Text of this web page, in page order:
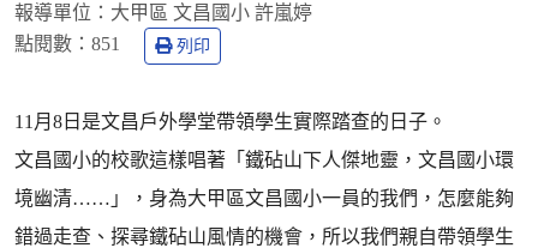
報導單位： 大甲區 文昌國小 許嵐婷
點閱數： 851 列印
11月8日是文昌戶外學堂帶領學生實際踏查的日子。
文昌國小的校歌這樣唱著「鐵砧山下人傑地靈，文昌國小環
境幽清……」，身為大甲區文昌國小一員的我們，怎麼能夠
錯過走查、探尋鐵砧山風情的機會，所以我們親自帶領學生